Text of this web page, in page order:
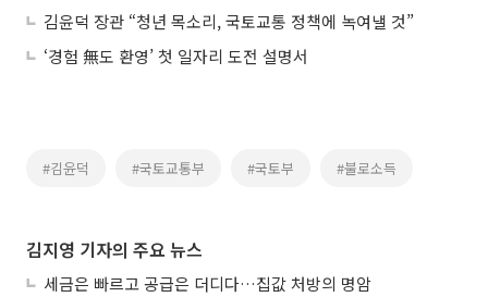
김윤덕 장관 “청년 목소리, 국토교통 정책에 녹여낼 것”
‘경험 無도 환영’ 첫 일자리 도전 설명서
#김윤덕 #국토교통부 #국토부 #불로소득
김지영 기자의 주요 뉴스
세금은 빠르고 공급은 더디다…집값 처방의 명암